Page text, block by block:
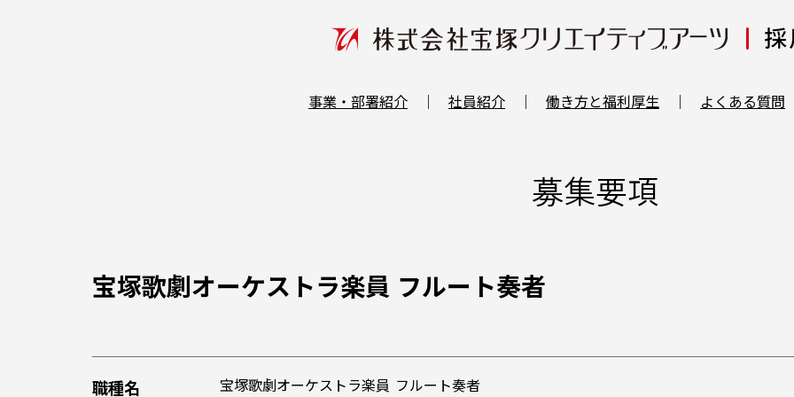
事業・部署紹介 社員紹介 働き方と福利厚生 よくある質問
募集要項
宝塚歌劇オーケストラ楽員 フルート奏者
職種名
宝塚歌劇オーケストラ楽員 フルート奏者